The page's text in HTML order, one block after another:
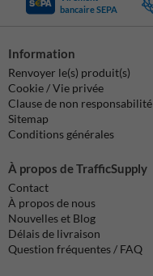
bancaire SEPA
Information
Renvoyer le(s) produit(s)
Cookie / Vie privée
Clause de non responsabilité
Sitemap
Conditions générales
À propos de TrafficSupply
Contact
À propos de nous
Nouvelles et Blog
Délais de livraison
Question fréquentes / FAQ